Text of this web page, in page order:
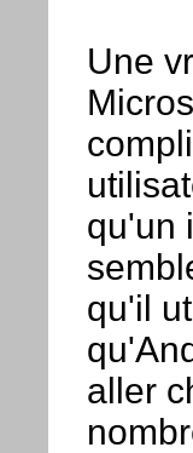
Une
qu'un
qu'il
aller